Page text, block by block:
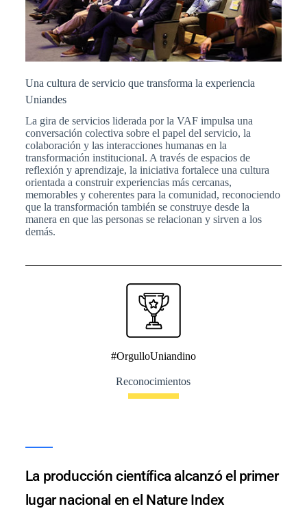
Una cultura de servicio que transforma la experiencia
Uniandes
La gira de servicios liderada por la VAF impulsa una
conversación colectiva sobre el papel del servicio, la
colaboración y las interacciones humanas en la
transformación institucional. A través de espacios de
reflexión y aprendizaje, la iniciativa fortalece una cultura
orientada a construir experiencias más cercanas,
memorables y coherentes para la comunidad, reconociendo
que la transformación también se construye desde la
manera en que las personas se relacionan y sirven a los
demás.
#OrgulloUniandino
Reconocimientos
La producción científica alcanzó el primer
lugar nacional en el Nature Index